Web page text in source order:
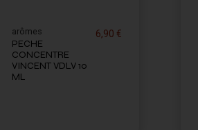
arômes
PECHE
CONCENTRE
VINCENT VDLV 10
ML
6,90 €